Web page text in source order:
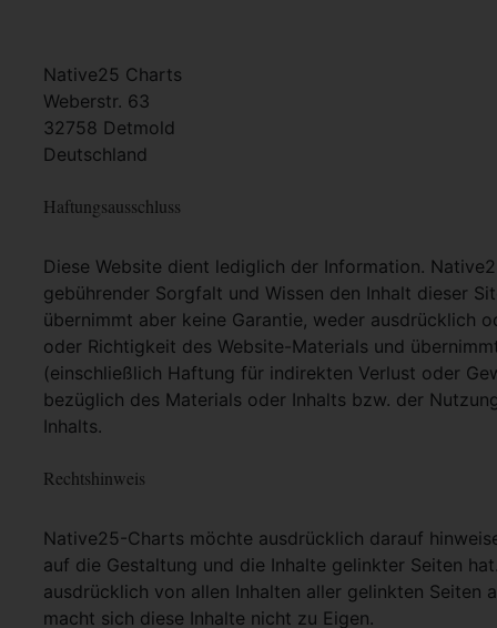
Native25 Charts
Weberstr. 63
32758 Detmold
Deutschland
Haftungsausschluss
Diese Website dient lediglich der Information.
gebührender Sorgfalt und Wissen den Inhalt dieser
übernimmt aber keine Garantie, weder ausdrücklich
oder Richtigkeit des Website-Materials und
(einschließlich Haftung für indirekten Verlust oder
bezüglich des Materials oder Inhalts bzw. der
Inhalts.
Rechtshinweis
Native25-Charts möchte ausdrücklich darauf
auf die Gestaltung und die Inhalte gelinkter Seiten
ausdrücklich von allen Inhalten aller gelinkten Seiten
macht sich diese Inhalte nicht zu Eigen.